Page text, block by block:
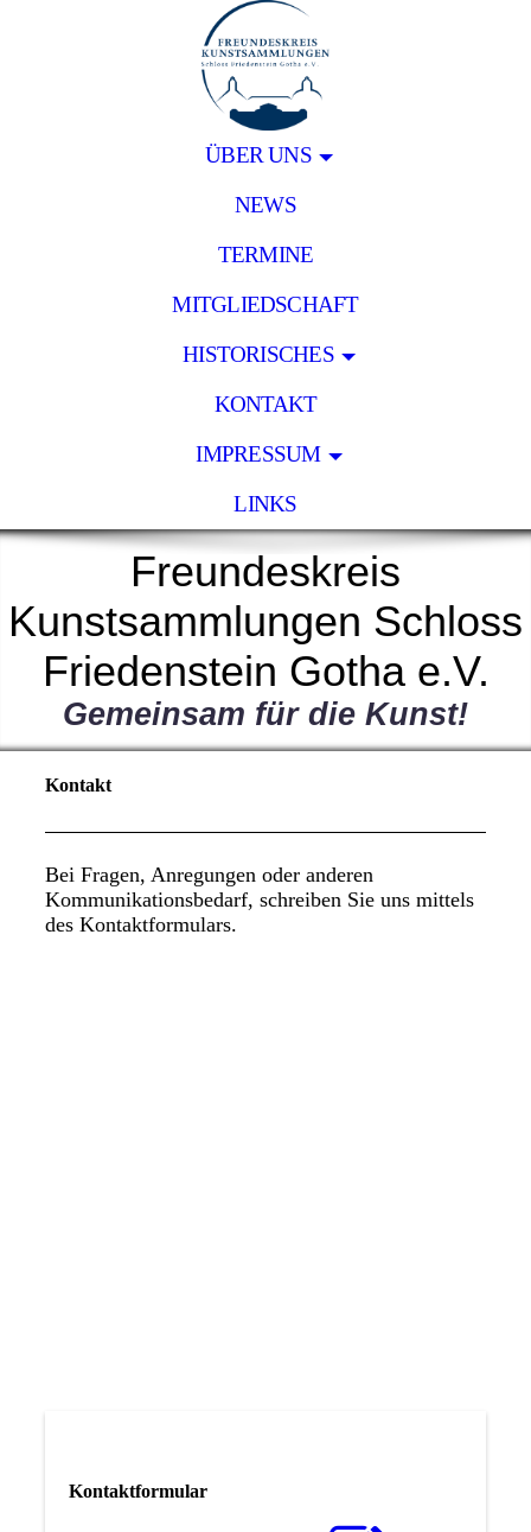
ÜBER UNS
NEWS
TERMINE
MITGLIEDSCHAFT
HISTORISCHES
KONTAKT
IMPRESSUM
LINKS
Freundeskreis
Kunstsammlungen Schloss
Friedenstein Gotha e.V.
Gemeinsam für die Kunst!
Kontakt
Bei Fragen, Anregungen oder anderen
Kommunikationsbedarf, schreiben Sie uns mittels
des Kontaktformulars.
Kontaktformular